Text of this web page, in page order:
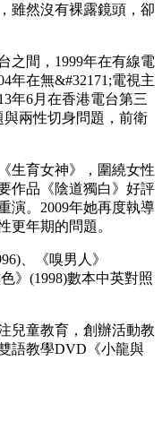
雖然沒有裸露鏡頭，卻
之間，1999年在有線電
年在無&#32171;電視主
年6月在香港電台第三
兩性切身問題，前衛
生育女神》，圍繞女性
作品《陰道獨白》好評
演。2009年她再度執導
更年期的問題。
、《嗅男人》
》(1998)數本中英對照
兒童教育，創辦活動教
語教學DVD《小龍與